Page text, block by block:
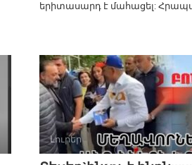
երիտասարդ է մահացել:
Լուրեր